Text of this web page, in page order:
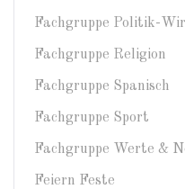
Fachgruppe Politik-
Fachgruppe Religion
Fachgruppe Spanisch
Fachgruppe Sport
Fachgruppe Werte &
Feiern Feste